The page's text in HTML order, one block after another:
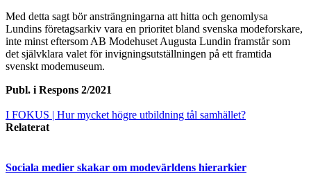
Med detta sagt bör ansträngningarna att hitta och genomlysa
Lundins företagsarkiv vara en prioritet bland svenska modeforskare,
inte minst eftersom AB Modehuset Augusta Lundin framstår som
det självklara valet för invigningsutställningen på ett framtida
svenskt modemuseum.
Publ. iRespons 2/2021
I FOKUS | Hur mycket högre utbildning tål samhället?
Relaterat
Sociala medier skakar om modevärldens hierarkier